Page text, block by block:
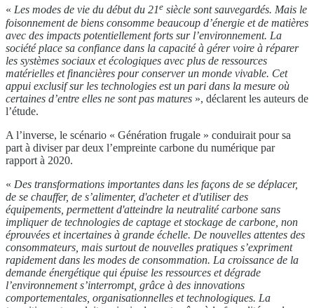
« Les modes de vie du début du 21e siècle sont sauvegardés. Mais le
foisonnement de biens consomme beaucoup d’énergie et de matières
avec des impacts potentiellement forts sur l’environnement. La
société place sa confiance dans la capacité à gérer voire à réparer
les systèmes sociaux et écologiques avec plus de ressources
matérielles et financières pour conserver un monde vivable. Cet
appui exclusif sur les technologies est un pari dans la mesure où
certaines d’entre elles ne sont pas matures », déclarent les auteurs de
l’étude.
A l’inverse, le scénario « Génération frugale » conduirait pour sa
part à diviser par deux l’empreinte carbone du numérique par
rapport à 2020.
« Des transformations importantes dans les façons de se déplacer,
de se chauffer, de s’alimenter, d'acheter et d'utiliser des
équipements, permettent d'atteindre la neutralité carbone sans
impliquer de technologies de captage et stockage de carbone, non
éprouvées et incertaines à grande échelle. De nouvelles attentes des
consommateurs, mais surtout de nouvelles pratiques s’expriment
rapidement dans les modes de consommation. La croissance de la
demande énergétique qui épuise les ressources et dégrade
l’environnement s’interrompt, grâce à des innovations
comportementales, organisationnelles et technologiques. La